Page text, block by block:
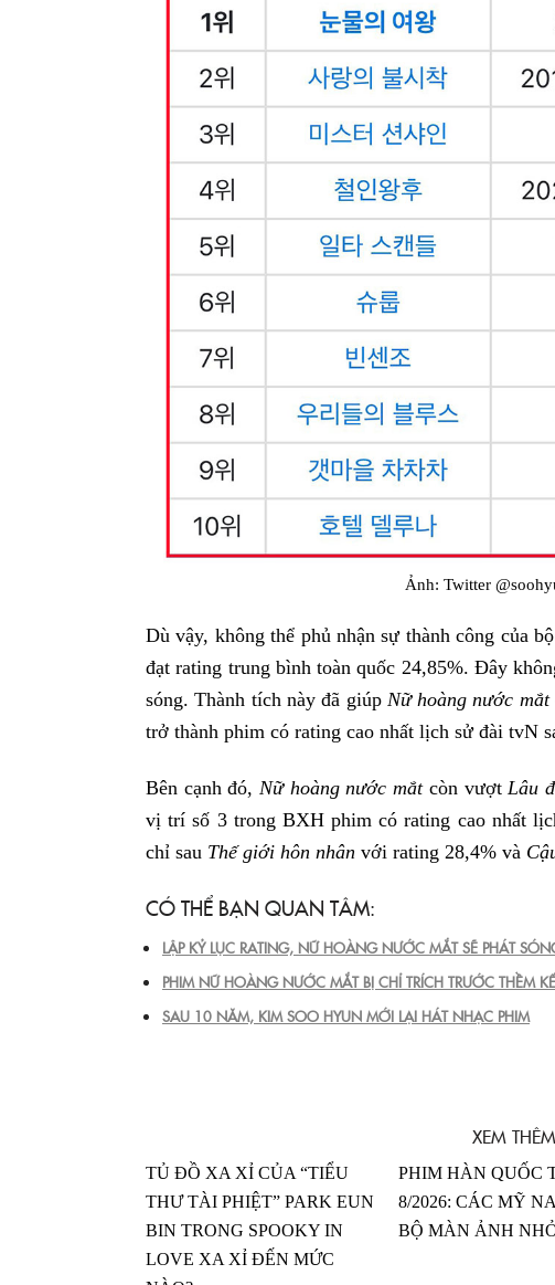
Ảnh: Twitter
Dù vậy, không thể phủ nhận sự thành công của
đạt rating trung bình toàn quốc 24,85%. Đây
sóng. Thành tích này đã giúp Nữ hoàng nước mắt
trở thành phim có rating cao nhất lịch sử đài tvN
Bên cạnh đó,Nữ hoàng nước mắt còn vượtLâu
vị trí số 3 trong BXH phim có rating cao nhất
chỉ sau Thế giới hôn nhân với rating 28,4% và
CÓ THỂ BẠN QUAN TÂM:
LẬP KỶ LỤC RATING, NỮ HOÀNG NƯỚC MẮT SẼ PHÁT
PHIM NỮ HOÀNG NƯỚC MẮT BỊ CHỈ TRÍCH TRƯỚC THỀM
SAU 10 NĂM, KIM SOO HYUN MỚI LẠI HÁT NHẠC PHIM
XEM THÊM
TỦ ĐỒ XA XỈ CỦA “TIỂU
THƯ TÀI PHIỆT” PARK EUN
BIN TRONG SPOOKY IN
LOVE XA XỈ ĐẾN MỨC
PHIM HÀN QUỐC
8/2026: CÁC MỸ
BỘ MÀN ẢNH